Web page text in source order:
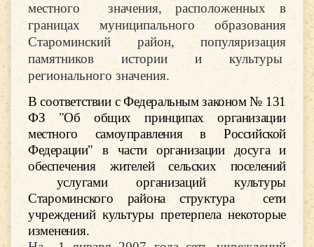
местного значения, расположенных в
границах муниципального образования
Староминский район, популяризация
памятников истории и культуры
регионального значения.
В соответствии с Федеральным законом № 131
ФЗ "Об общих принципах организации
местного самоуправления в Российской
Федерации" в части организации досуга и
обеспечения жителей сельских поселений
услугами организаций культуры
Староминского района структура сети
учреждений культуры претерпела некоторые
изменения.